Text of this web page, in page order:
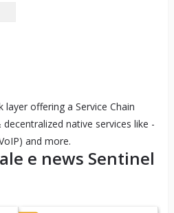
offering a Service Chain
native services like -
and more.
e news Sentinel